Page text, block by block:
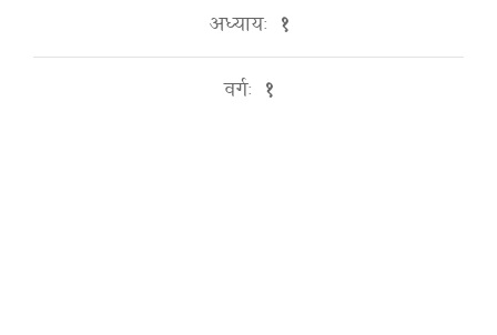
अध्यायः १
वर्गः १